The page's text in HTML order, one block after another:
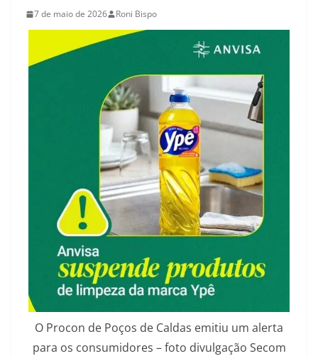
7 de maio de 2026 Roni Bispo
O Procon de Poços de Caldas emitiu um alerta
para os consumidores – foto divulgação Secom